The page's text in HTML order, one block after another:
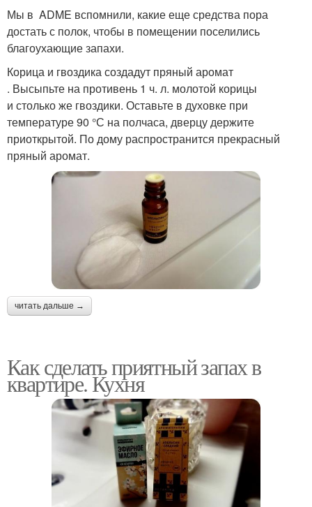
Мы в ADME вспомнили, какие еще средства пора
достать с полок, чтобы в помещении поселились
благоухающие запахи.
Корица и гвоздика создадут пряный аромат
. Высыпьте на противень 1 ч. л. молотой корицы
и столько же гвоздики. Оставьте в духовке при
температуре 90 °С на полчаса, дверцу держите
приоткрытой. По дому распространится прекрасный
пряный аромат.
читать дальше →
Как сделать приятный запах в
квартире. Кухня